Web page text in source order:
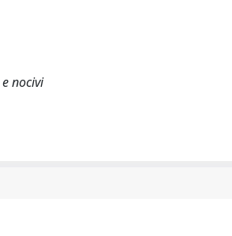
nocivi